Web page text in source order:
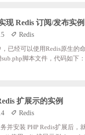
现 Redis 订阅/发布实例
Redis
已经可以使用Redis原生的
脚本文件，代码如下
扩展示的实例
Redis
并安装 PHP Redis扩展后